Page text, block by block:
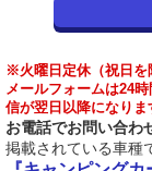
※火曜日定休（祝日を
メールフォームは24
信が翌日以降になりま
お電話でお問い合わ
掲載されている車種